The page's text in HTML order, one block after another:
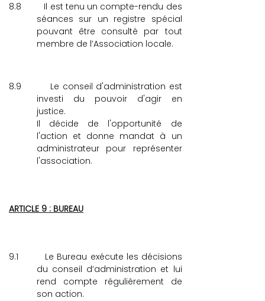
8.8
Il est tenu un compte-rendu des
séances sur un registre spécial
pouvant être consulté par tout
membre de l’Association locale.
8.9 Le conseil d'administration est
investi du pouvoir d'agir en
justice.
Il décide de l'opportunité de
l'action et donne mandat à un
administrateur pour représenter
l'association.
ARTICLE 9 : BUREAU
9.1
Le Bureau exécute les décisions
du conseil d’administration et lui
rend compte régulièrement de
son action.